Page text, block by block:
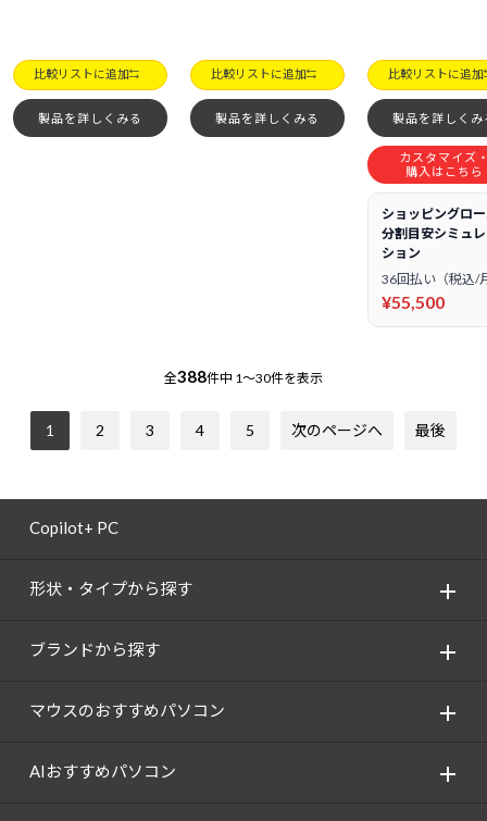
比較リストに追加
製品を詳しくみる
比較リストに追加
製品を詳しくみる
比較リストに追加
製品を詳しくみ
カスタマイズ
購入はこちら
ショッピングロ
分割目安シミュ
ション
36回払い（税込/
¥55,500
全388件中 1～30件を表示
1 2 3 4 5 次のページへ 最後
Copilot+ PC
形状・タイプから探す
ブランドから探す
マウスのおすすめパソコン
AIおすすめパソコン